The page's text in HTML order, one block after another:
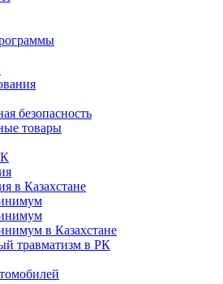
безопасность
товары
в Казахстане
в Казахстане
травматизм в РК